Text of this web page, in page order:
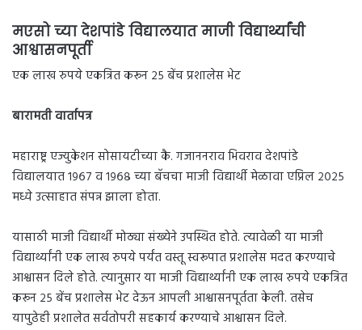
मएसो च्या देशपांडे विद्यालयात माजी विद्यार्थ्यांची
आश्वासनपूर्ती
एक लाख रुपये एकत्रित करून २५ बेंच प्रशालेस भेट
बारामती वार्तापत्र
महाराष्ट्र एज्युकेशन सोसायटीच्या कै. गजाननराव भिवराव देशपांडे
विद्यालयात १९६७ व १९६८ च्या बॅचचा माजी विद्यार्थी मेळावा एप्रिल २०२५
मध्ये उत्साहात संपन्न झाला होता.
यासाठी माजी विद्यार्थी मोठ्या संख्येने उपस्थित होते. त्यावेळी या माजी
विद्यार्थ्यांनी एक लाख रुपये पर्यंत वस्तू स्वरूपात प्रशालेस मदत करण्याचे
आश्वासन दिले होते. त्यानुसार या माजी विद्यार्थ्यांनी एक लाख रुपये एकत्रित
करून २५ बेंच प्रशालेस भेट देऊन आपली आश्वासनपूर्तता केली. तसेच
यापुढेही प्रशालेत सर्वतोपरी सहकार्य करण्याचे आश्वासन दिले.